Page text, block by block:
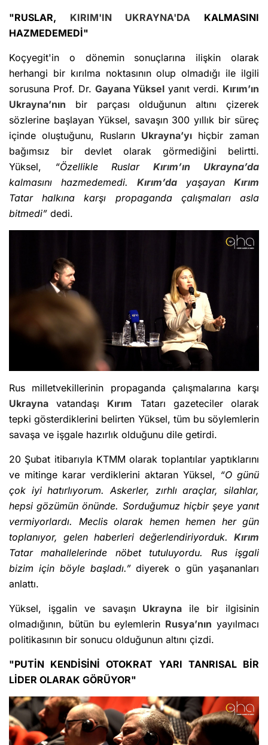
"RUSLAR, KIRIM'IN UKRAYNA'DA KALMASINI
HAZMEDEMEDİ"
Koçyegit'in o dönemin sonuçlarına ilişkin olarak
herhangi bir kırılma noktasının olup olmadığı ile ilgili
sorusuna Prof. Dr. Gayana Yüksel yanıt verdi. Kırım’ın
Ukrayna’nın bir parçası olduğunun altını çizerek
sözlerine başlayan Yüksel, savaşın 300 yıllık bir süreç
içinde oluştuğunu, Rusların Ukrayna’yı hiçbir zaman
bağımsız bir devlet olarak görmediğini belirtti.
Yüksel,
“Özellikle Ruslar Kırım’ın
Ukrayna’da
kalmasını hazmedemedi. Kırım’da yaşayan Kırım
Tatar halkına karşı propaganda çalışmaları asla
bitmedi” dedi.
Rus milletvekillerinin propaganda çalışmalarına karşı
Ukrayna vatandaşı Kırım Tatarı gazeteciler olarak
tepki gösterdiklerini belirten Yüksel, tüm bu söylemlerin
savaşa ve işgale hazırlık olduğunu dile getirdi.
20 Şubat itibarıyla KTMM olarak toplantılar yaptıklarını
ve mitinge karar verdiklerini aktaran Yüksel, “O günü
çok iyi hatırlıyorum. Askerler, zırhlı araçlar, silahlar,
hepsi gözümün önünde. Sorduğumuz hiçbir şeye yanıt
vermiyorlardı. Meclis olarak hemen hemen her gün
toplanıyor, gelen haberleri değerlendiriyorduk. Kırım
Tatar mahallelerinde nöbet tutuluyordu. Rus işgali
bizim için böyle başladı.”diyerek o gün yaşananları
anlattı.
Yüksel, işgalin ve savaşın Ukrayna ile bir ilgisinin
olmadığının, bütün bu eylemlerin Rusya’nın yayılmacı
politikasının bir sonucu olduğunun altını çizdi.
"PUTİN KENDİSİNİ OTOKRAT YARI TANRISAL BİR
LİDER OLARAK GÖRÜYOR"